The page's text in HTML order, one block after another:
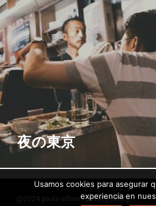
夜の東京
@2024 paolo villani -privacy policy
Usamos cookies para asegurar
experiencia en